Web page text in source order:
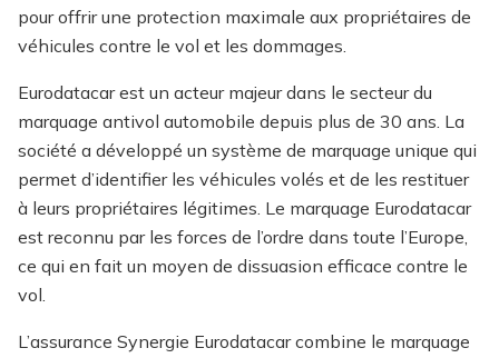
pour offrir une protection maximale aux propriétaires de
véhicules contre le vol et les dommages.
Eurodatacar est un acteur majeur dans le secteur du
marquage antivol automobile depuis plus de 30 ans. La
société a développé un système de marquage unique qui
permet d’identifier les véhicules volés et de les restituer
à leurs propriétaires légitimes. Le marquage Eurodatacar
est reconnu par les forces de l’ordre dans toute l’Europe,
ce qui en fait un moyen de dissuasion efficace contre le
vol.
L’assurance Synergie Eurodatacar combine le marquage